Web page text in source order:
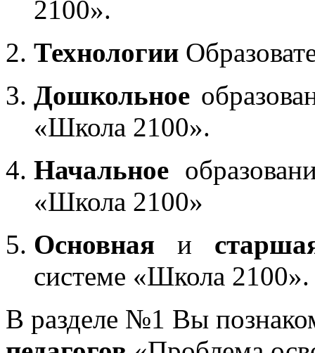
2100».
Технологии
Дошкольное
«Школа 2100».
Начальное
«Школа 2100»
Основная и
системе «Школа 2100».
В разделе №1 Вы